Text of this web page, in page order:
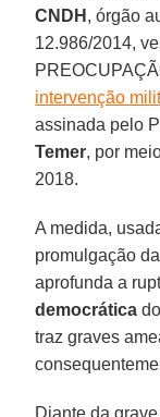
CNDH , órgão
12.986/2014,
intervenção
assinada pelo
Temer, por
2018.
A medida,
promulgação
aprofunda a
democrática
traz graves
Diante da